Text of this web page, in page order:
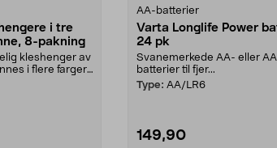
i tre
8-pakning
kleshenger av
i flere farger.
AA-batterier
Varta Longlife Power
24 pk
Svanemerkede AA- eller
batterier til fjer...
Type: AA/LR6
149,90